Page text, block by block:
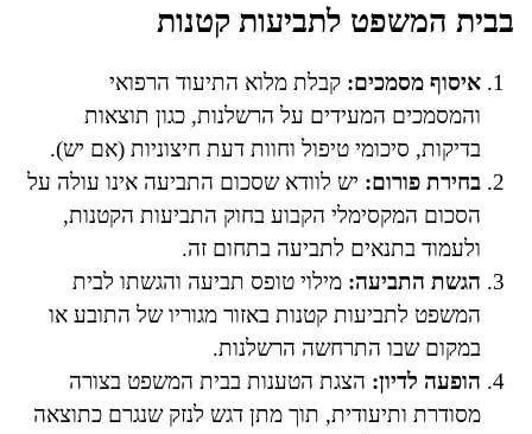
בבית המשפט לתביעות קטנות
איסוף מסמכים: קבלת מלוא התיעוד הרפואי
והמסמכים המעידים על הרשלנות, כגון תוצאות
בדיקות, סיכומי טיפול וחוות דעת חיצוניות (אם יש).
בחירת פורום: יש לוודא שסכום התביעה אינו עולה על
הסכום המקסימלי הקבוע בחוק התביעות הקטנות,
ולעמוד בתנאים לתביעה בתחום זה.
הגשת התביעה: מילוי טופס תביעה והגשתו לבית
המשפט לתביעות קטנות באזור מגוריו של התובע או
במקום שבו התרחשה הרשלנות.
הופעה לדיון: הצגת הטענות בבית המשפט בצורה
מסודרת ותיעודית, תוך מתן דגש לנזק שנגרם כתוצאה